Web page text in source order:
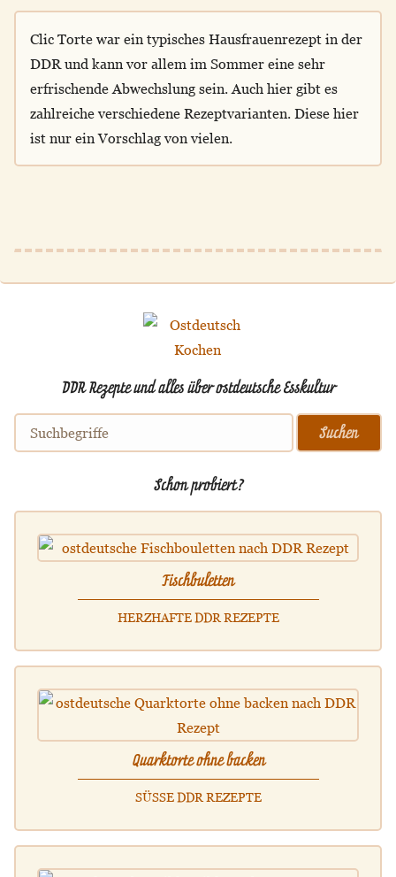
Clic Torte war ein typisches Hausfrauenrezept in der
DDR und kann vor allem im Sommer eine sehr
erfrischende Abwechslung sein. Auch hier gibt es
zahlreiche verschiedene Rezeptvarianten. Diese hier
ist nur ein Vorschlag von vielen.
DDR Rezepte und alles über ostdeutsche Esskultur
Schon probiert?
Fischbuletten
HERZHAFTE DDR REZEPTE
Quarktorte ohne backen
SÜSSE DDR REZEPTE